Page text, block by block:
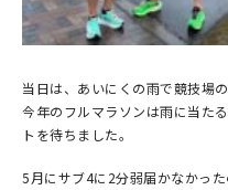
当日は、あいにくの雨で競技場
今年のフルマラソンは雨に当た
トを待ちました。
5月にサブ4に2分弱届かなかっ